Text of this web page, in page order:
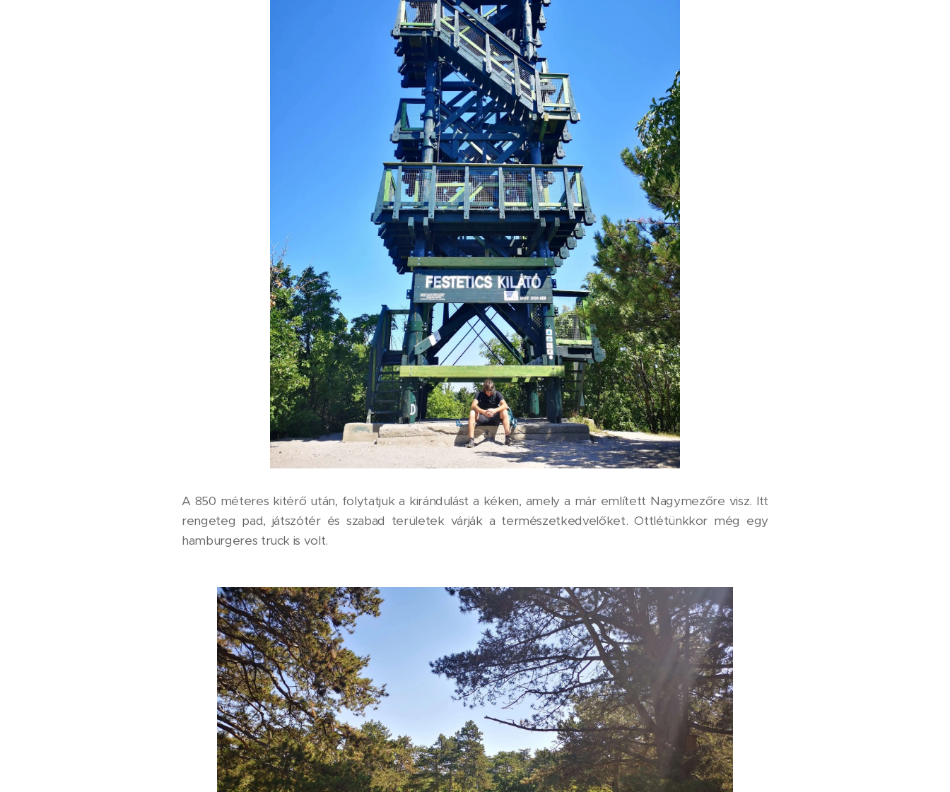
A 850 méteres kitérő után, folytatjuk a kirándulást a kéken, amely a már említett Nagymezőre visz. Itt
rengeteg pad, játszótér és szabad területek várják a természetkedvelőket. Ottlétünkkor még egy
hamburgeres truck is volt.